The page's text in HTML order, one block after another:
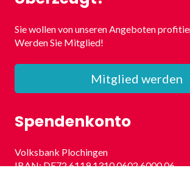
Sie wollen von unseren Angeboten
Werden Sie Mitglied!
Mitglied werden
Spendenkonto
Volksbank Plochingen
IBAN: DE72 6119 1310 0602 6000 06